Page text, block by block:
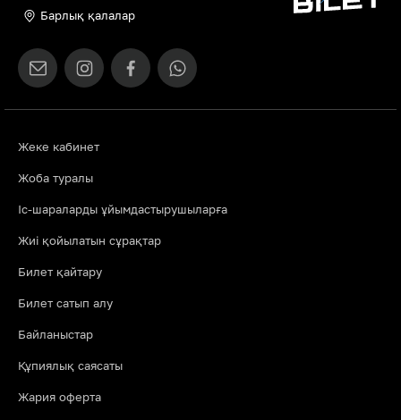
Жеке кабинет
Жоба туралы
Іс-шараларды ұйымдастырушыларға
Жиі қойылатын сұрақтар
Билет қайтару
Билет сатып алу
Байланыстар
Құпиялық саясаты
Жария оферта
Барлық қалалар